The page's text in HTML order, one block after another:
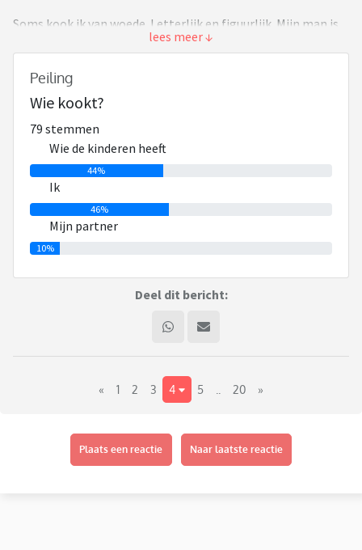
Soms kook ik van woede. Letterlijk en figuurlijk. Mijn man is
hartstikke leuk met de kinderen maar kan niet koken. Nog
werk tot laat. Koken lukt hem alleen niet.
Hoe doen jullie dat? Kookt diegene die de kinderen heeft of
kookt 1 van jullie altijd?
Peiling
Wie kookt?
79 stemmen
Wie de kinderen heeft
44%
Ik
46%
Mijn partner
10%
Deel dit bericht:
« 1 2 3 4 5 20 »
Plaats een reactie Naar laatste reactie